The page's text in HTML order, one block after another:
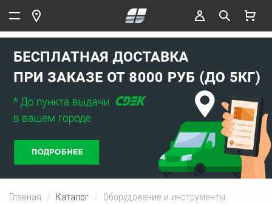
Главная Каталог
Оборудование и инструменты